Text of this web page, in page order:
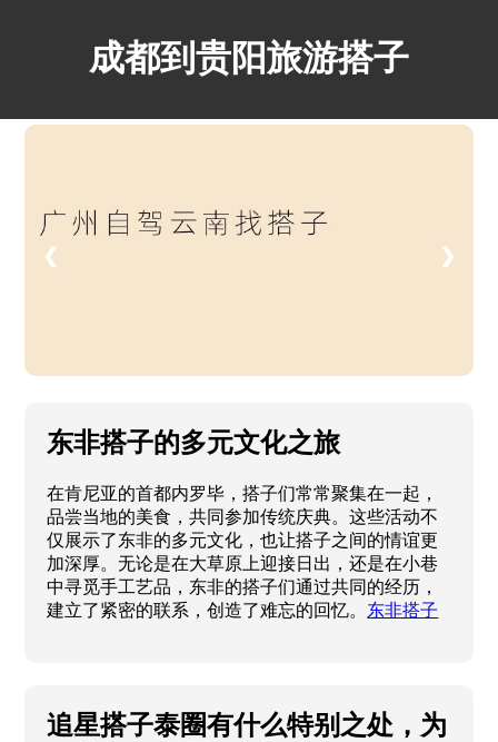
成都到贵阳旅游搭子
❮ ❯
东非搭子的多元文化之旅
在肯尼亚的首都内罗毕，搭子们常常聚集在一起，
品尝当地的美食，共同参加传统庆典。这些活动不
仅展示了东非的多元文化，也让搭子之间的情谊更
加深厚。无论是在大草原上迎接日出，还是在小巷
中寻觅手工艺品，东非的搭子们通过共同的经历，
建立了紧密的联系，创造了难忘的回忆。 东非搭子
追星搭子泰圈有什么特别之处，为